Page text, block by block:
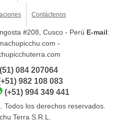
Contáctenos
#208, Cusco - Perú E-mail:
-
(51) 084 207064
982 108 083
(+51) 994 349 441
los derechos reservados.
Terra S.R.L.